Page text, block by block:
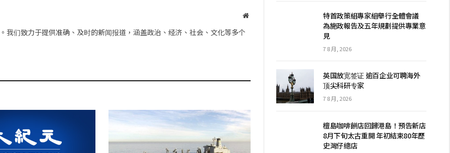
网
我们致力于提供准确、及时的新闻报道，涵盖政治、经济、社会、文化等多个
特首政策組專家組舉行全體會議
為施政報告及五年規劃提供專業意
見
7 8 月, 2026
英国放宽签证 逾百企业可聘海外
顶尖科研专家
7 8 月, 2026
檀島咖啡餅店回歸港島！預告新店
8月下旬太古重開 年初結束80年歷
史灣仔總店